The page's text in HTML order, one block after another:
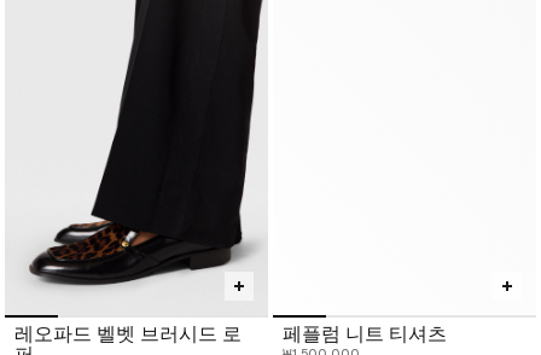
레오파드 벨벳 브러시드 로
페플럼 니트 티셔츠